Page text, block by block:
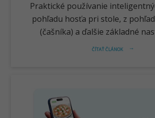
Praktické používanie
pohľadu hosťa pri stole, z
(čašníka) a ďalšie základné
arrow_right_alt
ČÍTAŤ ČLÁNOK